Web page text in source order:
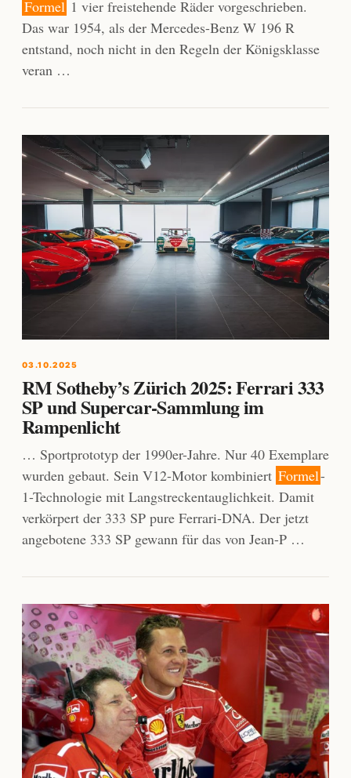
Formel 1 vier freistehende Räder vorgeschrieben.
Das war 1954, als der Mercedes-Benz W 196 R
entstand, noch nicht in den Regeln der Königsklasse
veran …
03.10.2025
RM Sotheby’s Zürich 2025: Ferrari 333
SP und Supercar-Sammlung im
Rampenlicht
… Sportprototyp der 1990er-Jahre. Nur 40 Exemplare
wurden gebaut. Sein V12-Motor kombiniert Formel-
1-Technologie mit Langstreckentauglichkeit. Damit
verkörpert der 333 SP pure Ferrari-DNA. Der jetzt
angebotene 333 SP gewann für das von Jean-P …